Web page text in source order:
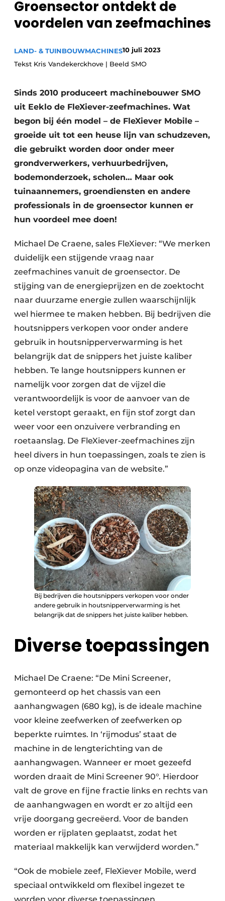
Privacy / Cookie statement
Vacature aanmelden
Groensector ontdekt de
voordelen van zeefmachines
LAND- & TUINBOUWMACHINES10 juli 2023
Tekst Kris Vandekerckhove | Beeld SMO
Sinds 2010 produceert machinebouwer SMO
uit Eeklo de FleXiever-zeefmachines. Wat
begon bij één model – de FleXiever Mobile –
groeide uit tot een heuse lijn van schudzeven,
die gebruikt worden door onder meer
grondverwerkers, verhuurbedrijven,
bodemonderzoek, scholen… Maar ook
tuinaannemers, groendiensten en andere
professionals in de groensector kunnen er
hun voordeel mee doen!
Michael De Craene, sales FleXiever: “We merken
duidelijk een stijgende vraag naar
zeefmachines vanuit de groensector. De
stijging van de energieprijzen en de zoektocht
naar duurzame energie zullen waarschijnlijk
wel hiermee te maken hebben. Bij bedrijven die
houtsnippers verkopen voor onder andere
gebruik in houtsnipperverwarming is het
belangrijk dat de snippers het juiste kaliber
hebben. Te lange houtsnippers kunnen er
namelijk voor zorgen dat de vijzel die
verantwoordelijk is voor de aanvoer van de
ketel verstopt geraakt, en fijn stof zorgt dan
weer voor een onzuivere verbranding en
roetaanslag. De FleXiever-zeefmachines zijn
heel divers in hun toepassingen, zoals te zien is
op onze videopagina van de website.”
Bij bedrijven die houtsnippers verkopen voor onder
andere gebruik in houtsnipperverwarming is het
belangrijk dat de snippers het juiste kaliber hebben.
Diverse toepassingen
Michael De Craene: “De Mini Screener,
gemonteerd op het chassis van een
aanhangwagen (680 kg), is de ideale machine
voor kleine zeefwerken of zeefwerken op
beperkte ruimtes. In ‘rijmodus’ staat de
machine in de lengterichting van de
aanhangwagen. Wanneer er moet gezeefd
worden draait de Mini Screener 90°. Hierdoor
valt de grove en fijne fractie links en rechts van
de aanhangwagen en wordt er zo altijd een
vrije doorgang gecreëerd. Voor de banden
worden er rijplaten geplaatst, zodat het
materiaal makkelijk kan verwijderd worden.”
“Ook de mobiele zeef, FleXiever Mobile, werd
speciaal ontwikkeld om flexibel ingezet te